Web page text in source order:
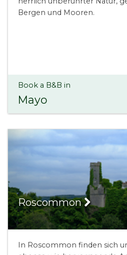
Bergen und Mooren.
Book a B&B in
Mayo
Roscommon
In Roscommon finden sich